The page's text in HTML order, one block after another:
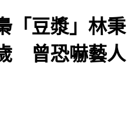
「豆漿」林秉
曾恐嚇藝人